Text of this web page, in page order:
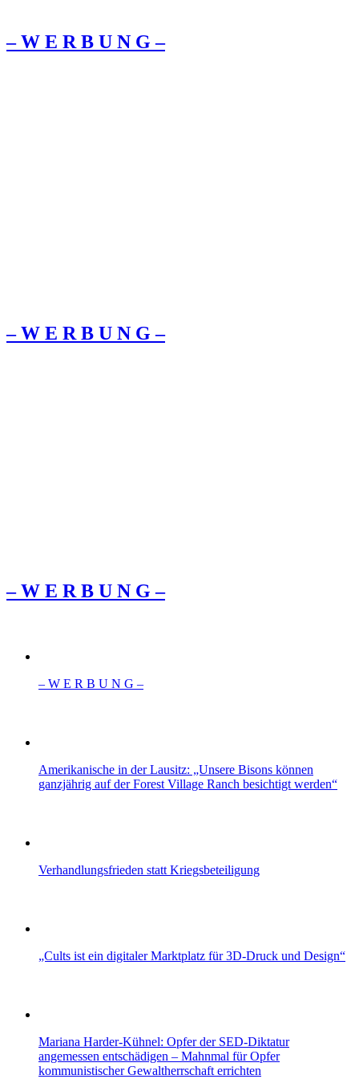
– W Ε R Β U Ν G –
– W Ε R Β U Ν G –
– W Ε R Β U Ν G –
– W Ε R Β U Ν G –
Amerikanische in der Lausitz: „Unsere Bisons können
ganzjährig auf der Forest Village Ranch besichtigt werden“
Verhandlungsfrieden statt Kriegsbeteiligung
„Cults ist ein digitaler Marktplatz für 3D-Druck und Design“
Mariana Harder-Kühnel: Opfer der SED-Diktatur
angemessen entschädigen – Mahnmal für Opfer
kommunistischer Gewaltherrschaft errichten